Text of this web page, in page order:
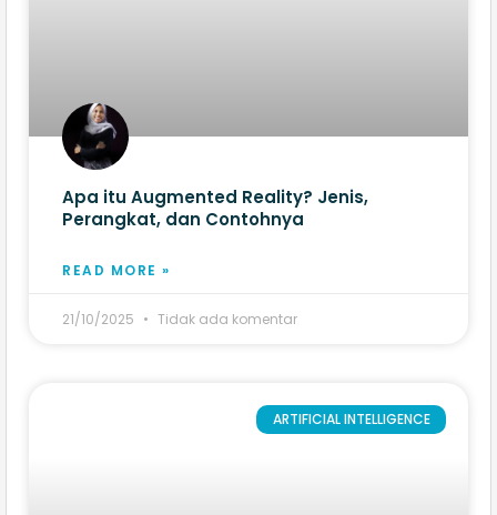
Apa itu Augmented Reality? Jenis,
Perangkat, dan Contohnya
READ MORE »
21/10/2025 Tidak ada komentar
ARTIFICIAL INTELLIGENCE